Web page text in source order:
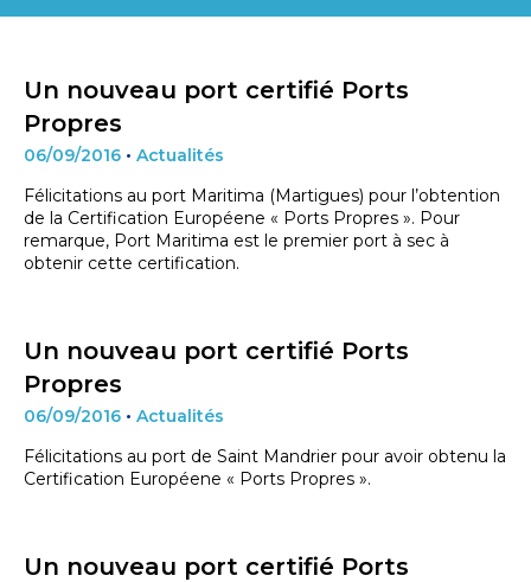
Un nouveau port certifié Ports
Propres
06/09/2016 • Actualités
Félicitations au port Maritima (Martigues) pour l’obtention
de la Certification Européene « Ports Propres ». Pour
remarque, Port Maritima est le premier port à sec à
obtenir cette certification.
Un nouveau port certifié Ports
Propres
06/09/2016 • Actualités
Félicitations au port de Saint Mandrier pour avoir obtenu la
Certification Européene « Ports Propres ».
Un nouveau port certifié Ports